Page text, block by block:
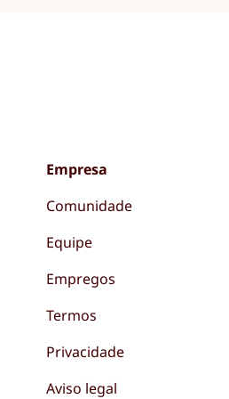
Empresa
Comunidade
Equipe
Empregos
Termos
Privacidade
Aviso legal